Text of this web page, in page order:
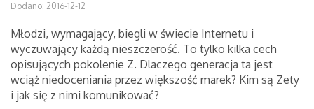
Dodano: 2016-12-12
Młodzi, wymagający, biegli w świecie Internetu i
wyczuwający każdą nieszczerość. To tylko kilka cech
opisujących pokolenie Z. Dlaczego generacja ta jest
wciąż niedoceniania przez większość marek? Kim są Zety
i jak się z nimi komunikować?